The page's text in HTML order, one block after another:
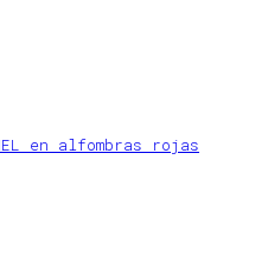
en alfombras rojas